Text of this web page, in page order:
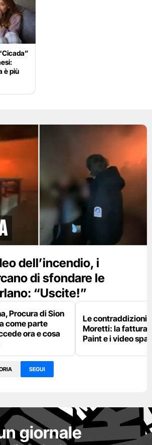
è più
dell’incendio, i
di sfondare le
“Uscite!”
Procura di Sion
come parte
ora e cosa
Le contraddizioni
Moretti: la fattura
Paint e i video
SEGUI
giornale